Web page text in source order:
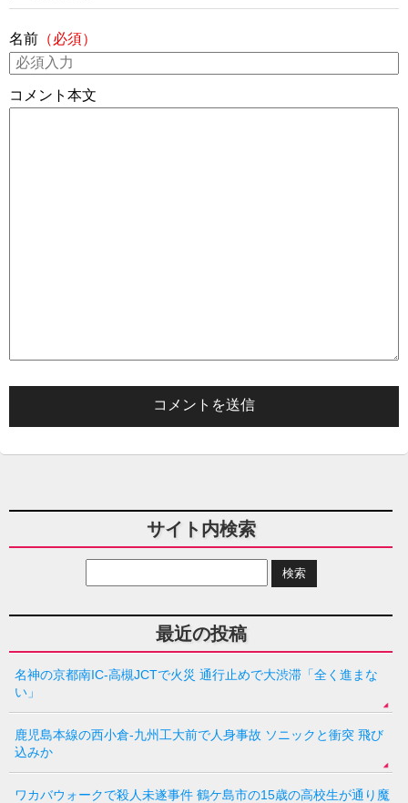
名前 （必須）
コメント本文
サイト内検索
最近の投稿
名神の京都南IC-高槻JCTで火災 通行止めで大渋滞「全く進まな
い」
鹿児島本線の西小倉-九州工大前で人身事故 ソニックと衝突 飛び
込みか
ワカバウォークで殺人未遂事件 鶴ケ島市の15歳の高校生が通り魔